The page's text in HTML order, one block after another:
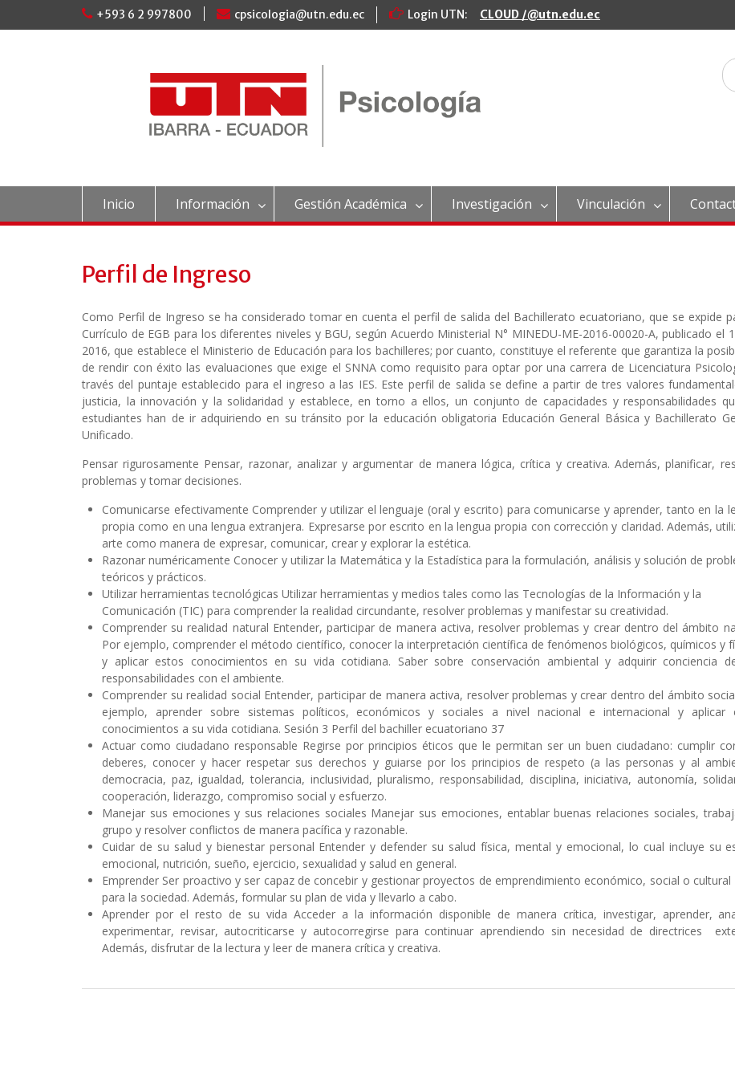
+593 6 2 997800 cpsicologia@utn.edu.ec Login UTN: CLOUD /@utn.edu.ec
Inicio Información Gestión Académica Investigación Vinculación
Perfil de Ingreso
Como Perfil de Ingreso se ha considerado tomar en cuenta el perfil de salida del Bachillerato ecuatoriano, que se expide
Currículo de EGB para los diferentes niveles y BGU, según Acuerdo Ministerial N° MINEDU-ME-2016-00020-A, publicado el
2016, que establece el Ministerio de Educación para los bachilleres; por cuanto, constituye el referente que garantiza la
de rendir con éxito las evaluaciones que exige el SNNA como requisito para optar por una carrera de Licenciatura
través del puntaje establecido para el ingreso a las IES. Este perfil de salida se define a partir de tres valores
justicia, la innovación y la solidaridad y establece, en torno a ellos, un conjunto de capacidades y responsabilidades
estudiantes han de ir adquiriendo en su tránsito por la educación obligatoria Educación General Básica y Bachillerato
Unificado.
Pensar rigurosamente Pensar, razonar, analizar y argumentar de manera lógica, crítica y creativa. Además, planificar,
problemas y tomar decisiones.
Comunicarse efectivamente Comprender y utilizar el lenguaje (oral y escrito) para comunicarse y aprender, tanto en la
propia como en una lengua extranjera. Expresarse por escrito en la lengua propia con corrección y claridad. Además,
arte como manera de expresar, comunicar, crear y explorar la estética.
Razonar numéricamente Conocer y utilizar la Matemática y la Estadística para la formulación, análisis y solución de
teóricos y prácticos.
Utilizar herramientas tecnológicas Utilizar herramientas y medios tales como las Tecnologías de la Información y la
Comunicación (TIC) para comprender la realidad circundante, resolver problemas y manifestar su creatividad.
Comprender su realidad natural Entender, participar de manera activa, resolver problemas y crear dentro del ámbito
Por ejemplo, comprender el método científico, conocer la interpretación científica de fenómenos biológicos, químicos y
y aplicar estos conocimientos en su vida cotidiana. Saber sobre conservación ambiental y adquirir conciencia
responsabilidades con el ambiente.
Comprender su realidad social Entender, participar de manera activa, resolver problemas y crear dentro del ámbito
ejemplo, aprender sobre sistemas políticos, económicos y sociales a nivel nacional e internacional y aplicar
conocimientos a su vida cotidiana. Sesión 3 Perfil del bachiller ecuatoriano 37
Actuar como ciudadano responsable Regirse por principios éticos que le permitan ser un buen ciudadano: cumplir
deberes, conocer y hacer respetar sus derechos y guiarse por los principios de respeto (a las personas y al
democracia, paz, igualdad, tolerancia, inclusividad, pluralismo, responsabilidad, disciplina, iniciativa, autonomía,
cooperación, liderazgo, compromiso social y esfuerzo.
Manejar sus emociones y sus relaciones sociales Manejar sus emociones, entablar buenas relaciones sociales,
grupo y resolver conflictos de manera pacífica y razonable.
Cuidar de su salud y bienestar personal Entender y defender su salud física, mental y emocional, lo cual incluye su
emocional, nutrición, sueño, ejercicio, sexualidad y salud en general.
Emprender Ser proactivo y ser capaz de concebir y gestionar proyectos de emprendimiento económico, social o cultural
para la sociedad. Además, formular su plan de vida y llevarlo a cabo.
Aprender por el resto de su vida Acceder a la información disponible de manera crítica, investigar, aprender,
experimentar, revisar, autocriticarse y autocorregirse para continuar aprendiendo sin necesidad de directrices
Además, disfrutar de la lectura y leer de manera crítica y creativa.